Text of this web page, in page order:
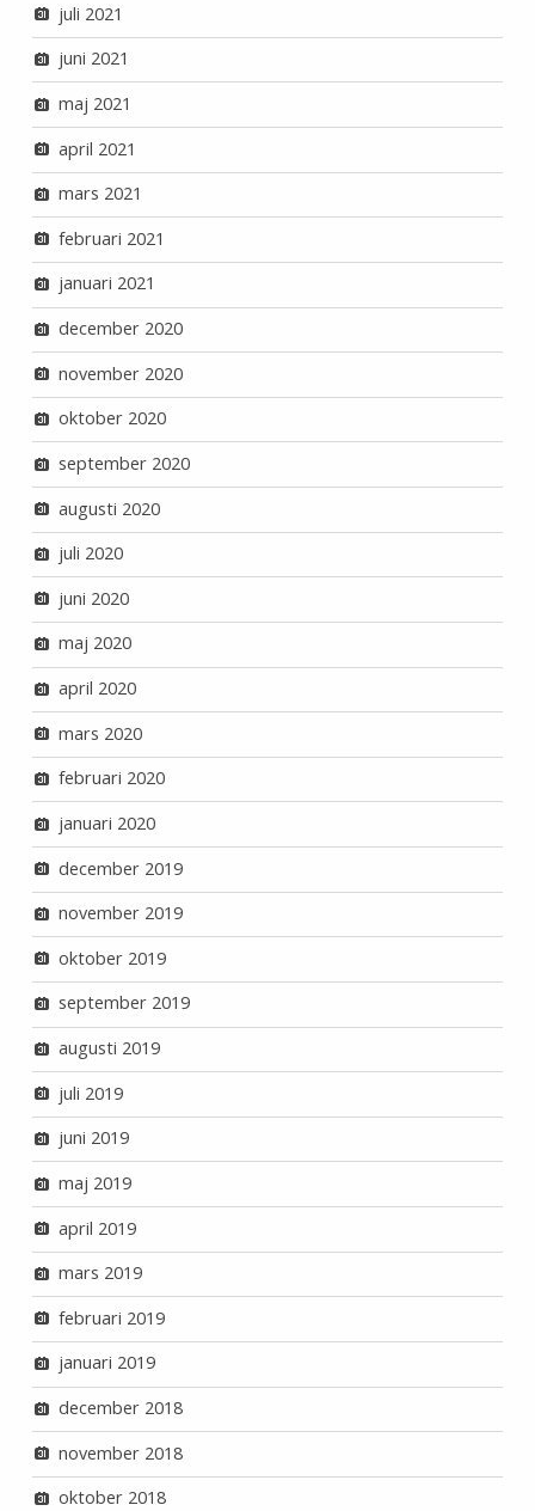
juli 2021
juni 2021
maj 2021
april 2021
mars 2021
februari 2021
januari 2021
december 2020
november 2020
oktober 2020
september 2020
augusti 2020
juli 2020
juni 2020
maj 2020
april 2020
mars 2020
februari 2020
januari 2020
december 2019
november 2019
oktober 2019
september 2019
augusti 2019
juli 2019
juni 2019
maj 2019
april 2019
mars 2019
februari 2019
januari 2019
december 2018
november 2018
oktober 2018